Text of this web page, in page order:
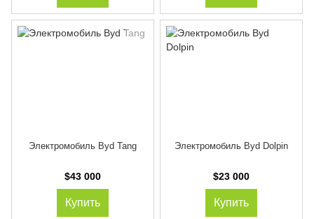
Электромобиль Byd Tang
$43 000
Купить
Электромобиль Byd Dolpin
$23 000
Купить